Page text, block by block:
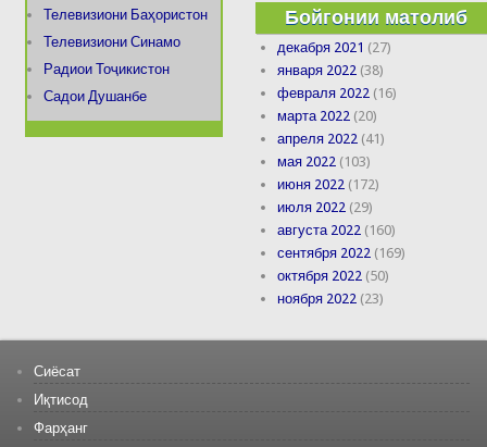
Телевизиони Баҳористон
Телевизиони Синамо
Радиои Тоҷикистон
Садои Душанбе
Бойгонии матолиб
декабря 2021 (27)
января 2022 (38)
февраля 2022 (16)
марта 2022 (20)
апреля 2022 (41)
мая 2022 (103)
июня 2022 (172)
июля 2022 (29)
августа 2022 (160)
сентября 2022 (169)
октября 2022 (50)
ноября 2022 (23)
Сиёсат
Иқтисод
Фарҳанг